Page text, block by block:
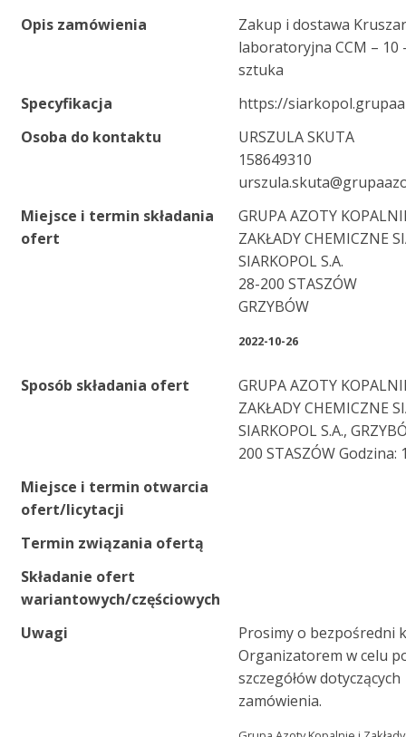
Opis zamówienia
Zakup i dostawa
laboratoryjna CCM – 10
sztuka
Specyfikacja
https://
Osoba do kontaktu
URSZULA SKUTA
158649310
Miejsce i termin składania
ofert
GRUPA AZOTY
ZAKŁADY CHEMICZNE
SIARKOPOL S.A.
28-200 STASZÓW
GRZYBÓW
2022-10-26
Sposób składania ofert
GRUPA AZOTY
ZAKŁADY CHEMICZNE
SIARKOPOL S.A.,
200 STASZÓW Godzina:
Miejsce i termin otwarcia
ofert/licytacji
Termin związania ofertą
Składanie ofert
wariantowych/częściowych
Uwagi
Prosimy o bezpośredni
Organizatorem w celu
szczegółów dotyczących
zamówienia.